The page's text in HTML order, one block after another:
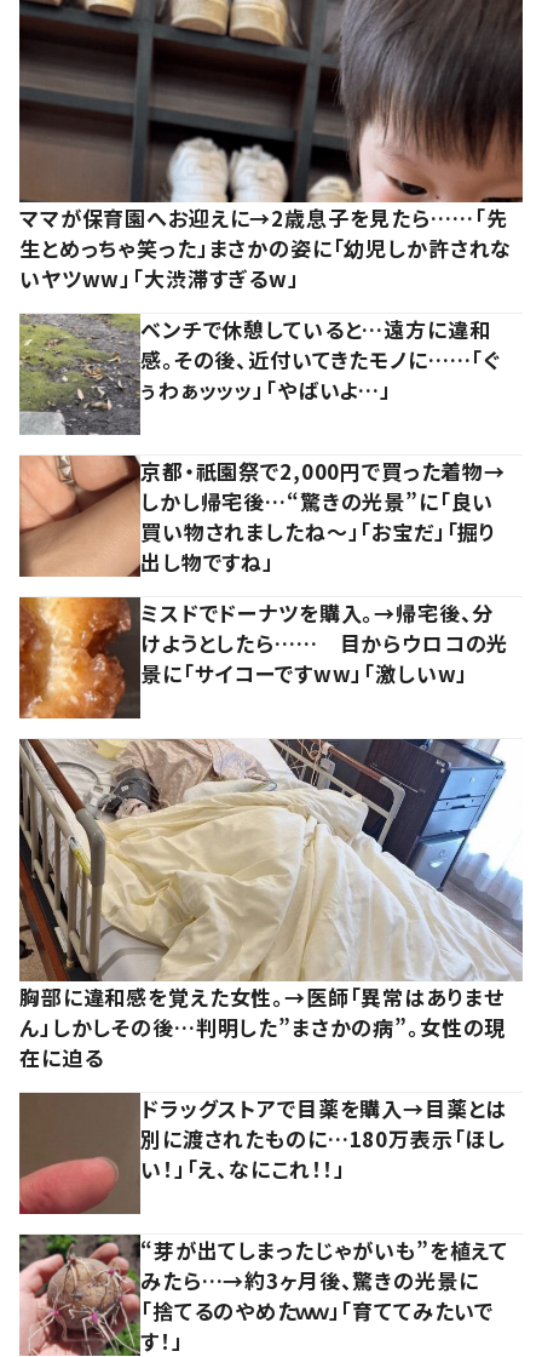
ママが保育園へお迎えに→2歳息子を見たら……「先
生とめっちゃ笑った」まさかの姿に「幼児しか許されな
いヤツww」「大渋滞すぎるw」
ベンチで休憩していると…遠方に違和
感。その後、近付いてきたモノに……「ぐ
ぅわぁッッッ」「やばいよ…」
京都・祇園祭で2,000円で買った着物→
しかし帰宅後…“驚きの光景”に「良い
買い物されましたね～」「お宝だ」「掘り
出し物ですね」
ミスドでドーナツを購入。→帰宅後、分
けようとしたら…… 目からウロコの光
景に「サイコーですww」「激しいw」
胸部に違和感を覚えた女性。→医師「異常はありませ
ん」しかしその後…判明した”まさかの病”。女性の現
在に迫る
ドラッグストアで目薬を購入→目薬とは
別に渡されたものに…180万表示「ほし
い！」「え、なにこれ！！」
“芽が出てしまったじゃがいも”を植えて
みたら…→約3ヶ月後、驚きの光景に
「捨てるのやめたｗｗ」「育ててみたいで
す！」